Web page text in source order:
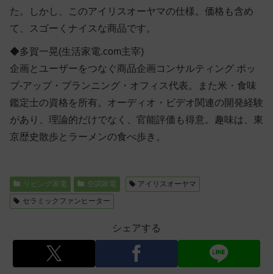
た。しかし、このアイリスオーヤマの仕様。価格も含め
て、スゴーくナイスな商品です。
◆多賀一晃(生活家電.com主宰)
企画とユーザーをつなぐ商品企画コンサルティング ポッ
プ-アップ・プランニング・オフィス代表。また米・食味
鑑定士の資格を所有。オーディオ・ビデオ関連の開発経験
があり、理論的だけでなく、官能評価も得意。趣味は、東
京歴史散歩とラーメンの食べ歩き。
リビング家電 空調家電
アイリスオーヤマ
セラミックファンヒーター
シェアする